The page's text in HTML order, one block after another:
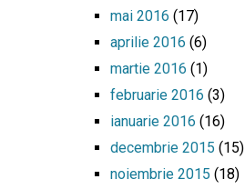
mai 2016 (17)
aprilie 2016 (6)
martie 2016 (1)
februarie 2016 (3)
ianuarie 2016 (16)
decembrie 2015 (15)
noiembrie 2015 (18)